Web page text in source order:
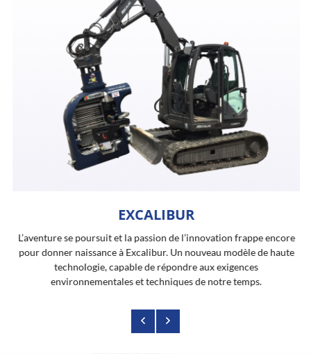
EXCALIBUR
L’aventure se poursuit et la passion de l’innovation frappe encore
pour donner naissance à Excalibur. Un nouveau modèle de haute
technologie, capable de répondre aux exigences
environnementales et techniques de notre temps.